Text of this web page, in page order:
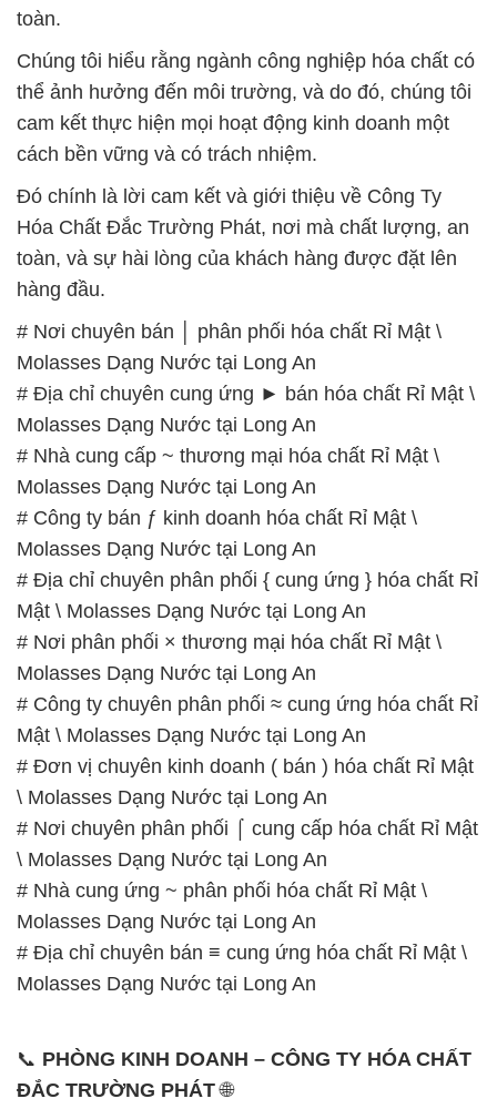
toàn.
Chúng tôi hiểu rằng ngành công nghiệp hóa chất có
thể ảnh hưởng đến môi trường, và do đó, chúng tôi
cam kết thực hiện mọi hoạt động kinh doanh một
cách bền vững và có trách nhiệm.
Đó chính là lời cam kết và giới thiệu về Công Ty
Hóa Chất Đắc Trường Phát, nơi mà chất lượng, an
toàn, và sự hài lòng của khách hàng được đặt lên
hàng đầu.
# Nơi chuyên bán │ phân phối hóa chất Rỉ Mật \
Molasses Dạng Nước tại Long An
# Địa chỉ chuyên cung ứng ► bán hóa chất Rỉ Mật \
Molasses Dạng Nước tại Long An
# Nhà cung cấp ~ thương mại hóa chất Rỉ Mật \
Molasses Dạng Nước tại Long An
# Công ty bán ƒ kinh doanh hóa chất Rỉ Mật \
Molasses Dạng Nước tại Long An
# Địa chỉ chuyên phân phối { cung ứng } hóa chất Rỉ
Mật \ Molasses Dạng Nước tại Long An
# Nơi phân phối × thương mại hóa chất Rỉ Mật \
Molasses Dạng Nước tại Long An
# Công ty chuyên phân phối ≈ cung ứng hóa chất Rỉ
Mật \ Molasses Dạng Nước tại Long An
# Đơn vị chuyên kinh doanh ( bán ) hóa chất Rỉ Mật
\ Molasses Dạng Nước tại Long An
# Nơi chuyên phân phối ⌠ cung cấp hóa chất Rỉ Mật
\ Molasses Dạng Nước tại Long An
# Nhà cung ứng ~ phân phối hóa chất Rỉ Mật \
Molasses Dạng Nước tại Long An
# Địa chỉ chuyên bán ≡ cung ứng hóa chất Rỉ Mật \
Molasses Dạng Nước tại Long An
📞 PHÒNG KINH DOANH – CÔNG TY HÓA CHẤT
ĐẮC TRƯỜNG PHÁT🌐